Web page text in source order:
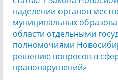
наделении органов
муниципальных
области отдельными
полномочиями
решению вопросов в
правонарушений»